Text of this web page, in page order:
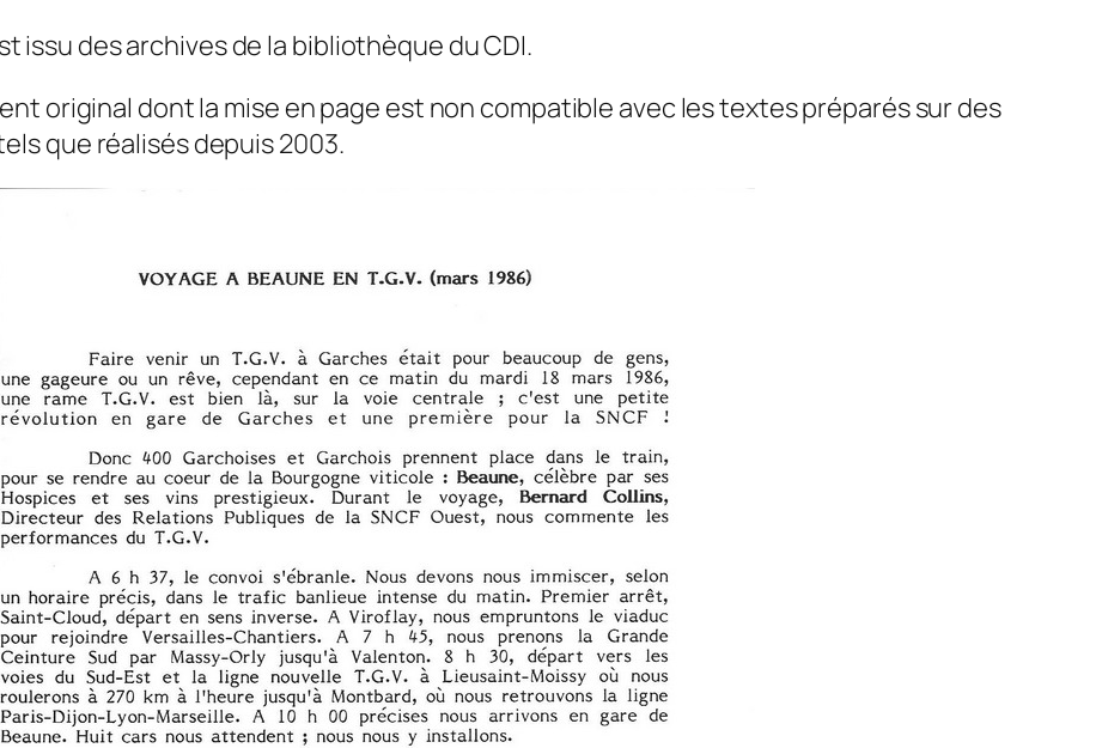
des archives de la bibliothèque du CDI.
original dont la mise en page est non compatible avec les textes préparés sur des
que réalisés depuis 2003.